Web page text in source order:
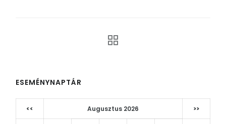
ESEMÉNYNAPTÁR
<< Augusztus 2026 >>